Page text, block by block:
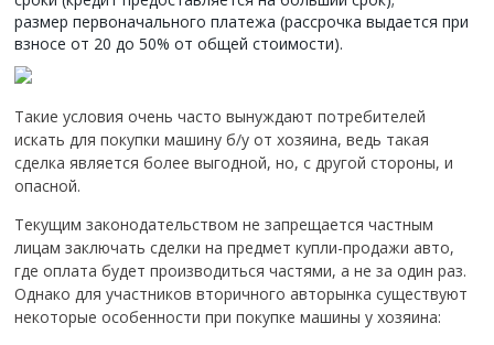
размер первоначального платежа (рассрочка выдается при
взносе от 20 до 50% от общей стоимости).
Такие условия очень часто вынуждают потребителей
искать для покупки машину б/у от хозяина, ведь такая
сделка является более выгодной, но, с другой стороны, и
опасной.
Текущим законодательством не запрещается частным
лицам заключать сделки на предмет купли-продажи авто,
где оплата будет производиться частями, а не за один раз.
Однако для участников вторичного авторынка существуют
некоторые особенности при покупке машины у хозяина: